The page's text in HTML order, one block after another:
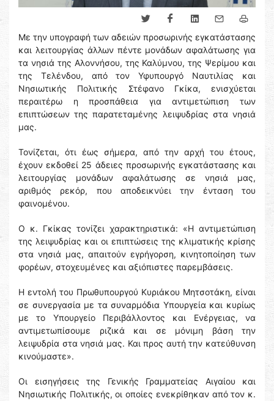
Με την υπογραφή των αδειών προσωρινής εγκατάστασης
και λειτουργίας άλλων πέντε μονάδων αφαλάτωσης για
τα νησιά της Αλοννήσου, της Καλύμνου, της Ψερίμου και
της Τελένδου, από τον Υφυπουργό Ναυτιλίας και
Νησιωτικής Πολιτικής Στέφανο Γκίκα, ενισχύεται
περαιτέρω η προσπάθεια για αντιμετώπιση των
επιπτώσεων της παρατεταμένης λειψυδρίας στα νησιά
μας.
Τονίζεται, ότι έως σήμερα, από την αρχή του έτους,
έχουν εκδοθεί 25 άδειες προσωρινής εγκατάστασης και
λειτουργίας μονάδων αφαλάτωσης σε νησιά μας,
αριθμός ρεκόρ, που αποδεικνύει την ένταση του
φαινομένου.
Ο κ. Γκίκας τονίζει χαρακτηριστικά: «Η αντιμετώπιση
της λειψυδρίας και οι επιπτώσεις της κλιματικής κρίσης
στα νησιά μας, απαιτούν εγρήγορση, κινητοποίηση των
φορέων, στοχευμένες και αξιόπιστες παρεμβάσεις.
Η εντολή του Πρωθυπουργού Κυριάκου Μητσοτάκη, είναι
σε συνεργασία με τα συναρμόδια Υπουργεία και κυρίως
με το Υπουργείο Περιβάλλοντος και Ενέργειας, να
αντιμετωπίσουμε ριζικά και σε μόνιμη βάση την
λειψυδρία στα νησιά μας. Και προς αυτή την κατεύθυνση
κινούμαστε».
Οι εισηγήσεις της Γενικής Γραμματείας Αιγαίου και
Νησιωτικής Πολιτικής, οι οποίες ενεκρίθηκαν από τον κ.